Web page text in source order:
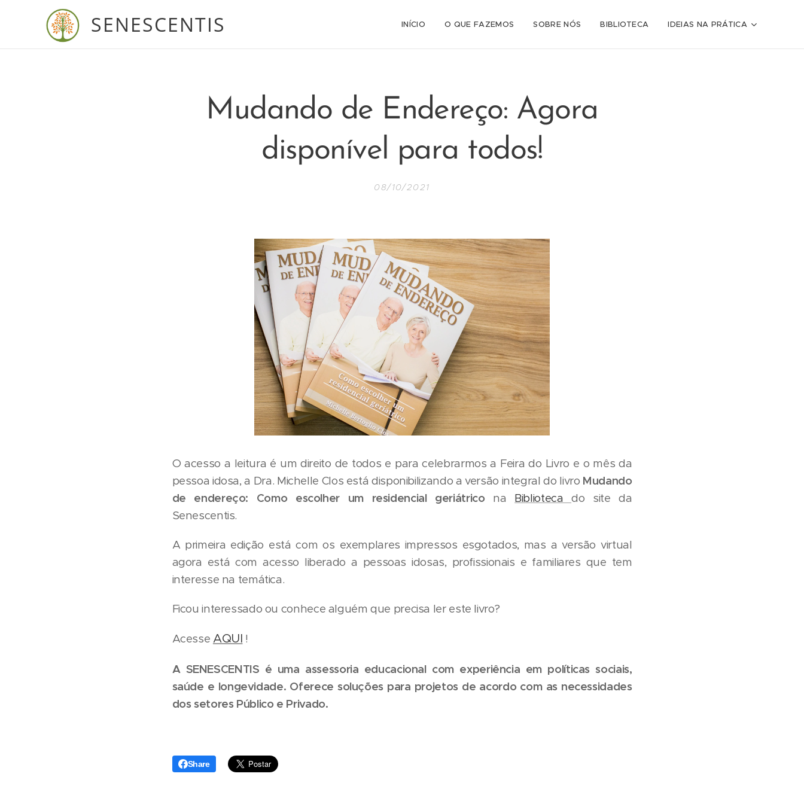
SENESCENTIS INÍCIO O QUE FAZEMOS SOBRE NÓS BIBLIOTECA IDEIAS NA PRÁTICA
Mudando de Endereço: Agora
disponível para todos!
08/10/2021
O acesso a leitura é um direito de todos e para celebrarmos a Feira do Livro e o mês da
pessoa idosa, a Dra. Michelle Clos está disponibilizando a versão integral do livro Mudando
de endereço: Como escolher um residencial geriátrico na Bibliotecado site da
Senescentis.
A primeira edição está com os exemplares impressos esgotados, mas a versão virtual
agora está com acesso liberado a pessoas idosas, profissionais e familiares que tem
interesse na temática.
Ficou interessado ou conhece alguém que precisa ler este livro?
Acesse AQUI !
A SENESCENTIS é uma assessoria educacional com experiência em políticas sociais,
saúde e longevidade. Oferece soluções para projetos de acordo com as necessidades
dos setores Público e Privado.
Share